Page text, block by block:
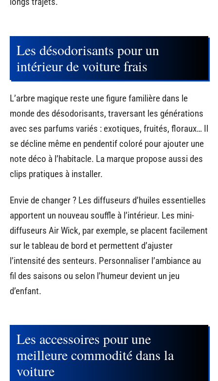
Les désodorisants pour un
intérieur de voiture frais
L’arbre magique reste une figure familière dans le
monde des désodorisants, traversant les générations
avec ses parfums variés : exotiques, fruités, floraux… Il
se décline même en pendentif coloré pour ajouter une
note déco à l’habitacle. La marque propose aussi des
clips pratiques à installer.
Envie de changer ? Les diffuseurs d’huiles essentielles
apportent un nouveau souffle à l’intérieur. Les mini-
diffuseurs Air Wick, par exemple, se placent facilement
sur le tableau de bord et permettent d’ajuster
l’intensité des senteurs. Personnaliser l’ambiance au
fil des saisons ou selon l’humeur devient un jeu
d’enfant.
Les accessoires pour une
meilleure commodité dans la
voiture